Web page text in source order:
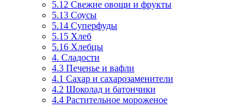
5.12 Свежие овощи и фрукты
5.13 Соусы
5.14 Суперфуды
5.15 Хлеб
5.16 Хлебцы
4. Сладости
4.3 Печенье и вафли
4.1 Сахар и сахарозаменители
4.2 Шоколад и батончики
4.4 Растительное мороженое